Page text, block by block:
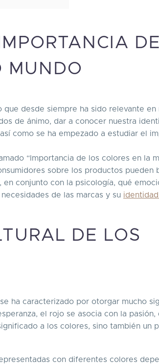
MUNDO
desde siempre ha sido relevante en
de ánimo, dar a conocer nuestra
como se ha empezado a estudiar el
“Importancia de los colores en la
sobre los productos pueden
conjunto con la psicología, qué
de las marcas y su
DE LOS
ha caracterizado por otorgar mucho
el rojo se asocia con la pasión,
a los colores, sino también un
con diferentes colores